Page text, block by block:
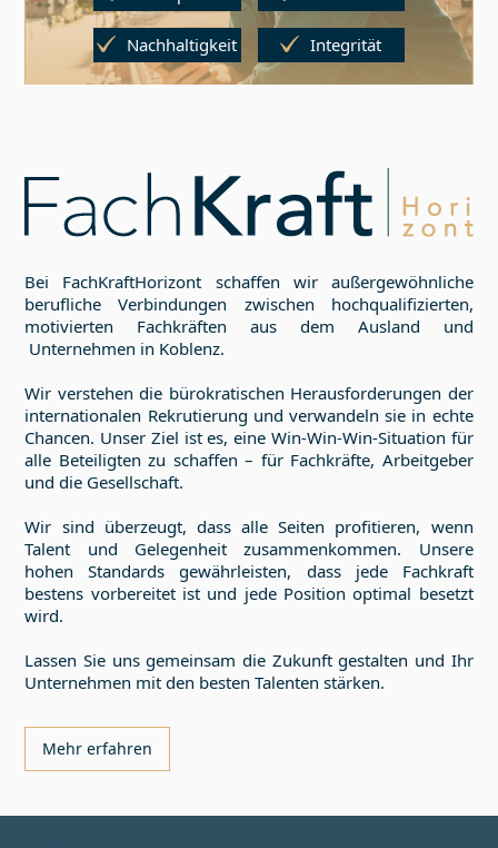
Bei FachKraftHorizont schaffen wir außergewöhnliche
berufliche Verbindungen zwischen hochqualifizierten,
motivierten Fachkräften aus dem Ausland und
Unternehmen in Koblenz.
Wir verstehen die bürokratischen Herausforderungen der
internationalen Rekrutierung und verwandeln sie in echte
Chancen. Unser Ziel ist es, eine Win-Win-Win-Situation für
alle Beteiligten zu schaffen – für Fachkräfte, Arbeitgeber
und die Gesellschaft.
Wir sind überzeugt, dass alle Seiten profitieren, wenn
Talent und Gelegenheit zusammenkommen. Unsere
hohen Standards gewährleisten, dass jede Fachkraft
bestens vorbereitet ist und jede Position optimal besetzt
wird.
Lassen Sie uns gemeinsam die Zukunft gestalten und Ihr
Unternehmen mit den besten Talenten stärken.
Mehr erfahren
Nachhaltigkeit Integrität